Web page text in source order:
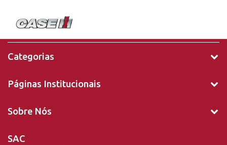
Categorias
Páginas Institucionais
Sobre Nós
SAC